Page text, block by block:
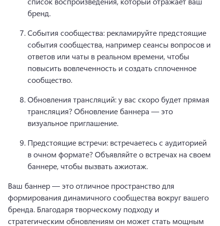
бренд.
События сообщества: рекламируйте предстоящие
события сообщества, например сеансы вопросов и
ответов или чаты в реальном времени, чтобы
повысить вовлеченность и создать сплоченное
сообщество.
Обновления трансляций: у вас скоро будет прямая
трансляция? Обновление баннера — это
визуальное приглашение.
Предстоящие встречи: встречаетесь с аудиторией
в очном формате? Объявляйте о встречах на своем
баннере, чтобы вызвать ажиотаж.
Ваш баннер — это отличное пространство для
формирования динамичного сообщества вокруг вашего
бренда. Благодаря творческому подходу и
стратегическим обновлениям он может стать мощным